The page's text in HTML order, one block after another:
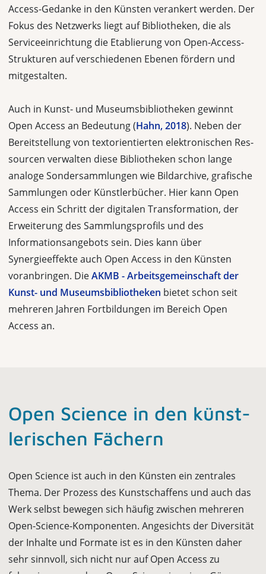
Access-Gedanke in den Künsten verankert werden. Der
Fokus des Netzwerks liegt auf Bibliotheken, die als
Serviceeinrichtung die Etablierung von Open-Access-
Strukturen auf verschie­denen Ebenen fördern und
mitgestalten.
Auch in Kunst- und Museumsbibliotheken gewinnt
Open Access an Bedeutung (Hahn, 2018). Neben der
Bereitstellung von textorientierten elektronischen Res­
sourcen verwalten diese Bibliotheken schon lange
analoge Sondersammlungen wie Bildarchive, grafische
Sammlungen oder Künstlerbücher. Hier kann Open
Access ein Schritt der digitalen Transformation, der
Erweiterung des Samm­lungsprofils und des
Informationsangebots sein. Dies kann über
Synergieeffekte auch Open Access in den Künsten
voranbringen. DieAKMB - Arbeitsgemein­schaft der
Kunst- und Museumsbibliotheken bietet schon seit
mehreren Jahren Fortbildungen im Bereich Open
Access an.
Open Science in den künst­
le­rischen Fächern
Open Science ist auch in den Künsten ein zentrales
Thema. Der Prozess des Kunstschaffens und auch das
Werk selbst bewegen sich häufig zwischen mehre­ren
Open-Science-Komponenten. Angesichts der Diversität
der Inhalte und For­mate ist es in den Künsten daher
sehr sinnvoll, sich nicht nur auf Open Access zu